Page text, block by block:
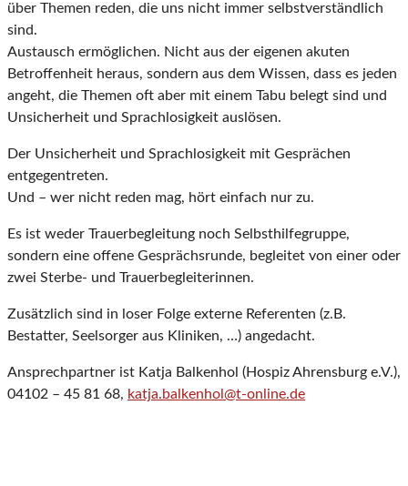
über Themen reden, die uns nicht immer selbstverständlich
sind.
Austausch ermöglichen. Nicht aus der eigenen akuten
Betroffenheit heraus, sondern aus dem Wissen, dass es jeden
angeht, die Themen oft aber mit einem Tabu belegt sind und
Unsicherheit und Sprachlosigkeit auslösen.
Der Unsicherheit und Sprachlosigkeit mit Gesprächen
entgegentreten.
Und – wer nicht reden mag, hört einfach nur zu.
Es ist weder Trauerbegleitung noch Selbsthilfegruppe,
sondern eine offene Gesprächsrunde, begleitet von einer oder
zwei Sterbe- und Trauerbegleiterinnen.
Zusätzlich sind in loser Folge externe Referenten (z.B.
Bestatter, Seelsorger aus Kliniken, …) angedacht.
Ansprechpartner ist Katja Balkenhol (Hospiz Ahrensburg e.V.),
04102 – 45 81 68, katja.balkenhol@t-online.de